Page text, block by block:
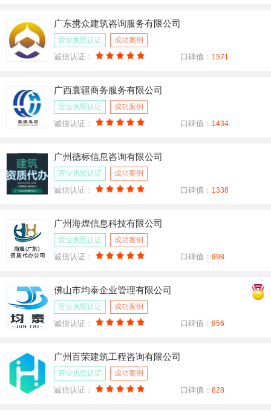
广东携众建筑咨询服务有限公司
营业执照认证 成功案例
诚信认证： 口碑值： 1571
广西寰疆商务服务有限公司
营业执照认证 成功案例
诚信认证： 口碑值： 1434
广州德标信息咨询有限公司
营业执照认证 成功案例
诚信认证： 口碑值： 1338
广州海煌信息科技有限公司
营业执照认证 成功案例
诚信认证： 口碑值：998
佛山市均泰企业管理有限公司
营业执照认证 成功案例
诚信认证： 口碑值：856
广州百荣建筑工程咨询有限公司
营业执照认证 成功案例
诚信认证： 口碑值：828